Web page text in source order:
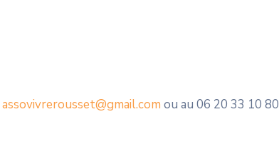
assovivrerousset@gmail.com ou au 06 20 33 10 80